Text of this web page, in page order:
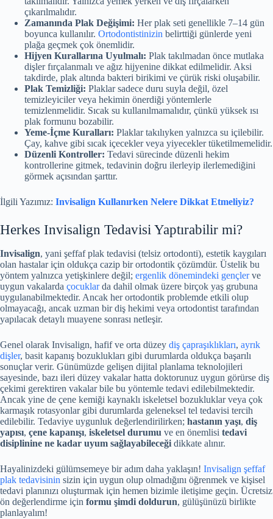
çıkarılmalıdır.
Zamanında Plak Değişimi: Her plak seti genellikle 7–14 gün
boyunca kullanılır. Ortodontistinizin belirttiği günlerde yeni
plağa geçmek çok önemlidir.
Hijyen Kurallarına Uyulmalı: Plak takılmadan önce mutlaka
dişler fırçalanmalı ve ağız hijyenine dikkat edilmelidir. Aksi
takdirde, plak altında bakteri birikimi ve çürük riski oluşabilir.
Plak Temizliği: Plaklar sadece duru suyla değil, özel
temizleyiciler veya hekimin önerdiği yöntemlerle
temizlenmelidir. Sıcak su kullanılmamalıdır, çünkü yüksek ısı
plak formunu bozabilir.
Yeme-İçme Kuralları: Plaklar takılıyken yalnızca su içilebilir.
Çay, kahve gibi sıcak içecekler veya yiyecekler tüketilmemelidir.
Düzenli Kontroller: Tedavi sürecinde düzenli hekim
kontrollerine gitmek, tedavinin doğru ilerleyip ilerlemediğini
görmek açısından şarttır.
İlgili Yazımız: Invisalign Kullanırken Nelere Dikkat Etmeliyiz?
Herkes Invisalign Tedavisi Yaptırabilir mi?
Invisalign, yani şeffaf plak tedavisi (telsiz ortodonti), estetik kaygıları
olan hastalar için oldukça cazip bir ortodontik çözümdür. Üstelik bu
yöntem yalnızca yetişkinlere değil; ergenlik dönemindeki gençlerve
uygun vakalarda çocuklarda dahil olmak üzere birçok yaş grubuna
uygulanabilmektedir. Ancak her ortodontik problemde etkili olup
olmayacağı, ancak uzman bir diş hekimi veya ortodontist tarafından
yapılacak detaylı muayene sonrası netleşir.
Genel olarak Invisalign, hafif ve orta düzey diş çapraşıklıkları, ayrık
dişler, basit kapanış bozuklukları gibi durumlarda oldukça başarılı
sonuçlar verir. Günümüzde gelişen dijital planlama teknolojileri
sayesinde, bazı ileri düzey vakalar hatta doktorunuz uygun görürse diş
çekimi gerektiren vakalar bile bu yöntemle tedavi edilebilmektedir.
Ancak yine de çene kemiği kaynaklı iskeletsel bozukluklar veya çok
karmaşık rotasyonlar gibi durumlarda geleneksel tel tedavisi tercih
edilebilir. Tedaviye uygunluk değerlendirilirken; hastanın yaşı, diş
yapısı, çene kapanışı, iskeletsel durumu ve en önemlisi tedavi
disiplinine ne kadar uyum sağlayabileceği dikkate alınır.
Hayalinizdeki gülümsemeye bir adım daha yaklaşın! Invisalign şeffaf
plak tedavisinin sizin için uygun olup olmadığını öğrenmek ve kişisel
tedavi planınızı oluşturmak için hemen bizimle iletişime geçin. Ücretsiz
ön değerlendirme için formu şimdi doldurun, gülüşünüzü birlikte
planlayalım!